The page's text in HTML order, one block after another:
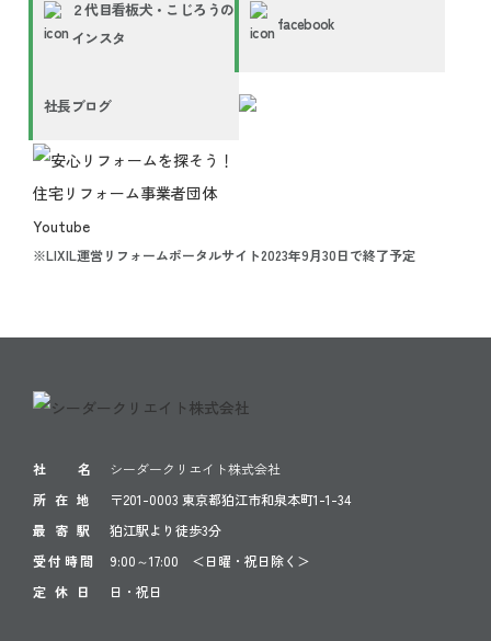
２代目看板犬・こじろうの
インスタ
facebook
社長ブログ
※LIXIL運営リフォームポータルサイト2023年9月30日で終了予定
社 名
シーダークリエイト株式会社
所 在 地
〒201-0003 東京都狛江市和泉本町1-1-34
最 寄 駅
狛江駅より徒歩3分
受付時間
9:00～17:00 ＜日曜・祝日除く＞
定 休 日
日・祝日